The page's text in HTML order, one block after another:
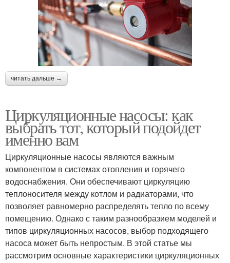
читать дальше →
Циркуляционные насосы: как
выбрать тот, который подойдет
именно вам
Циркуляционные насосы являются важным
компонентом в системах отопления и горячего
водоснабжения. Они обеспечивают циркуляцию
теплоносителя между котлом и радиаторами, что
позволяет равномерно распределять тепло по всему
помещению. Однако с таким разнообразием моделей и
типов циркуляционных насосов, выбор подходящего
насоса может быть непростым. В этой статье мы
рассмотрим основные характеристики циркуляционных